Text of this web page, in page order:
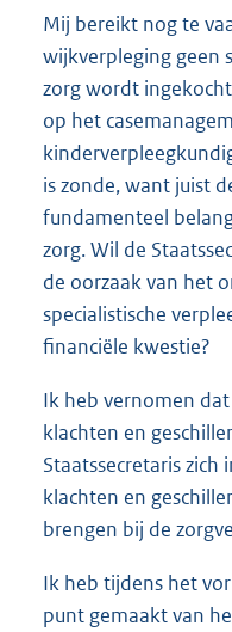
Mij bereikt nog te
wijkverpleging geen
zorg wordt
op het
is zonde, want juist
fundamenteel
zorg. Wil de
de oorzaak van het
specialistische
financiële kwestie?
Ik heb vernomen
klachten en
Staatssecretaris
klachten en
brengen bij de
Ik heb tijdens het
punt gemaakt van